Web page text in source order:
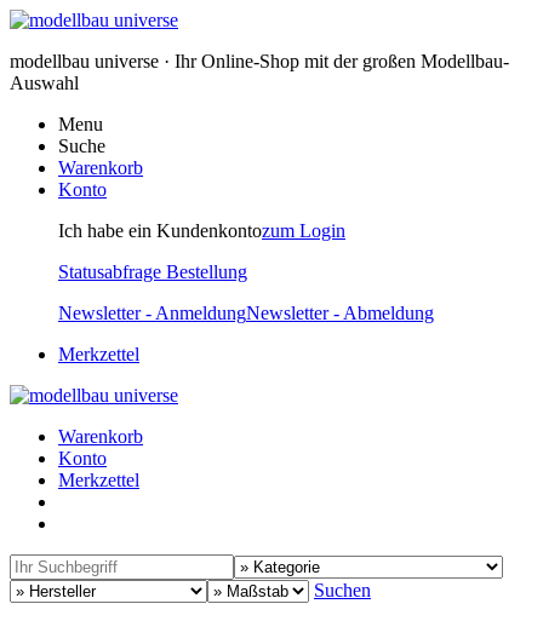
modellbau universe · Ihr Online-Shop mit der großen Modellbau-
Auswahl
Menu
Suche
Warenkorb
Konto
Ich habe ein Kundenkontozum Login
Statusabfrage Bestellung
Newsletter - AnmeldungNewsletter - Abmeldung
Merkzettel
Warenkorb
Konto
Merkzettel
Suchen